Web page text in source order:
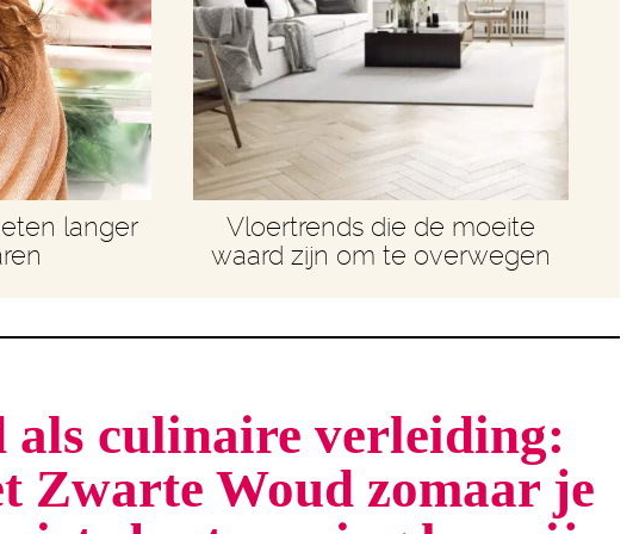
langer
Vloertrends die de moeite
waard zijn om te overwegen
als culinaire verleiding:
Zwarte Woud zomaar je